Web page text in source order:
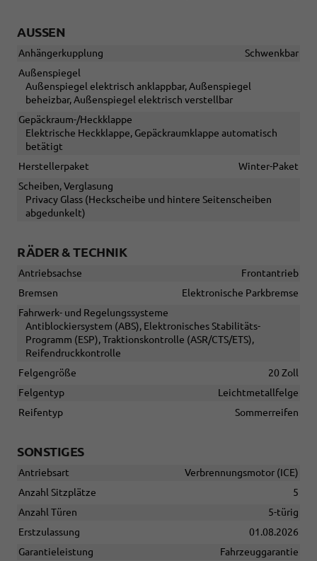
AUSSEN
Anhängerkupplung
Schwenkbar
Außenspiegel
Außenspiegel elektrisch anklappbar, Außenspiegel
beheizbar, Außenspiegel elektrisch verstellbar
Gepäckraum-/Heckklappe
Elektrische Heckklappe, Gepäckraumklappe automatisch
betätigt
Herstellerpaket
Winter-Paket
Scheiben, Verglasung
Privacy Glass (Heckscheibe und hintere Seitenscheiben
abgedunkelt)
RÄDER & TECHNIK
Antriebsachse
Frontantrieb
Bremsen
Elektronische Parkbremse
Fahrwerk- und Regelungssysteme
Antiblockiersystem (ABS), Elektronisches Stabilitäts-
Programm (ESP), Traktionskontrolle (ASR/CTS/ETS),
Reifendruckkontrolle
Felgengröße
20 Zoll
Felgentyp
Leichtmetallfelge
Reifentyp
Sommerreifen
SONSTIGES
Antriebsart
Verbrennungsmotor (ICE)
Anzahl Sitzplätze
5
Anzahl Türen
5-türig
Erstzulassung
01.08.2026
Garantieleistung
Fahrzeuggarantie